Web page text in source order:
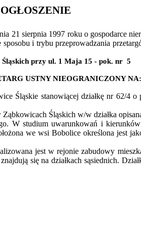
OGŁOSZENIE
21 sierpnia 1997 roku o gospodarce
i trybu przeprowadzania
przy ul. 1 Maja 15 - pok. nr 5
USTNY NIEOGRANICZONY NA:
Śląskie stanowiącej działkę nr 62/4
Śląskich w/w działka
W studium uwarunkowań i
we wsi Bobolice określona jest
jest w rejonie zabudowy
się na działkach sąsiednich.